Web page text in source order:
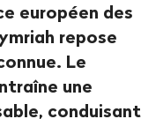
européen des
repose
Le
une
conduisant